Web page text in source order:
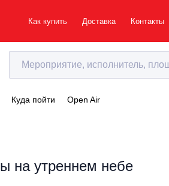
Как купить Доставка Контакты
Куда пойти Open Air
на утреннем небе